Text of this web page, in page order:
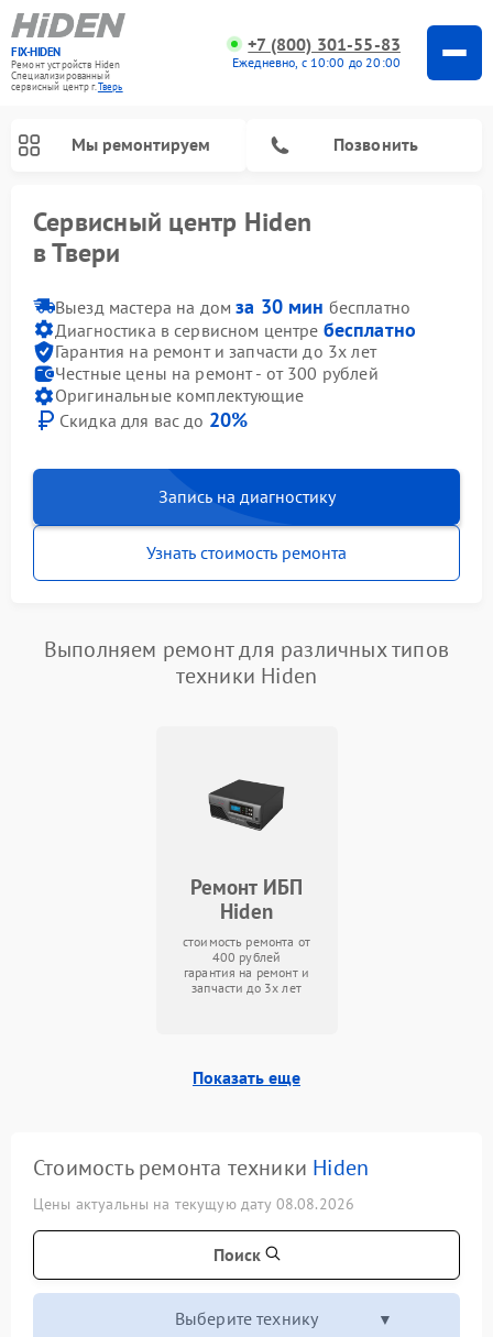
FIX-HIDEN
Ремонт устройств Hiden
Специализированный
cервисный центр г.Тверь
+7 (800) 301-55-83
Ежедневно, с 10:00 до 20:00
Мы ремонтируем Позвонить
Сервисный центр Hiden
в Твери
Выезд мастера на домза 30 мин бесплатно
Диагностика в сервисном центре бесплатно
Гарантия на ремонт и запчасти до 3х лет
Честные цены на ремонт - от 300 рублей
Оригинальные комплектующие
Скидка для вас до 20%
Запись на диагностику
Узнать стоимость ремонта
Выполняем ремонт для различных типов
техники Hiden
Ремонт ИБП
Hiden
стоимость ремонта от
400 рублей
гарантия на ремонт и
запчасти до 3х лет
Показать еще
Стоимость ремонта техники Hiden
Цены актуальны на текущую дату 08.08.2026
Поиск
Выберите технику